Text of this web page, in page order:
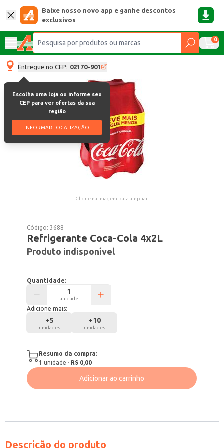
Baixe nosso novo app e ganhe descontos
exclusivos
0
Entregue no CEP: 02170-901
Escolha uma loja ou informe seu
CEP para ver ofertas da sua
região
INFORMAR LOCALIZAÇÃO
Clique na imagem para ampliar.
Código:3688
Refrigerante Coca-Cola 4x2L
Produto indisponível
Quantidade:
unidade
Adicione mais:
+5
unidades
+10
unidades
Resumo da compra:
1 unidade · R$ 0,00
Adicionar ao carrinho
Descrição do produto